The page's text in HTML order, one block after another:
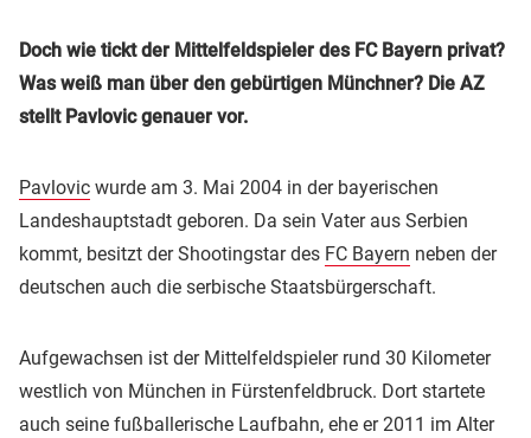
Doch wie tickt der Mittelfeldspieler des FC Bayern privat?
Was weiß man über den gebürtigen Münchner? Die AZ
stellt Pavlovic genauer vor.
Pavlovic wurde am 3. Mai 2004 in der bayerischen
Landeshauptstadt geboren. Da sein Vater aus Serbien
kommt, besitzt der Shootingstar des FC Bayern neben der
deutschen auch die serbische Staatsbürgerschaft.
Aufgewachsen ist der Mittelfeldspieler rund 30 Kilometer
westlich von München in Fürstenfeldbruck. Dort startete
auch seine fußballerische Laufbahn, ehe er 2011 im Alter